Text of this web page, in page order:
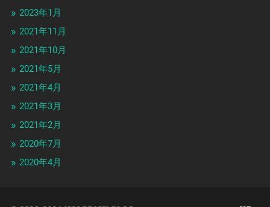
2023年1月
2021年11月
2021年10月
2021年5月
2021年4月
2021年3月
2021年2月
2020年7月
2020年4月